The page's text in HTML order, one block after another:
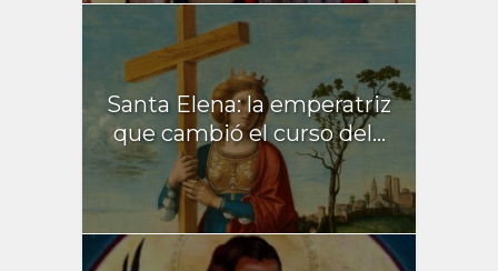
Santa Elena: la emperatriz
que cambió el curso del...